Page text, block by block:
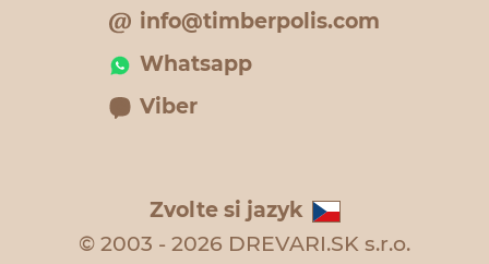
info@timberpolis.com
Whatsapp
Viber
Zvolte si jazyk
© 2003 - 2026 DREVARI.SK s.r.o.